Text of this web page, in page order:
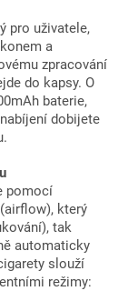
pro uživatele,
a
zpracování
do kapsy. O
baterie,
dobijete
pomocí
který
tak
automaticky
slouží
režimy: